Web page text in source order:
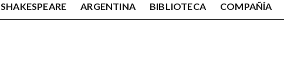
SHAKESPEARE ARGENTINA BIBLIOTECA COMPAÑÍA